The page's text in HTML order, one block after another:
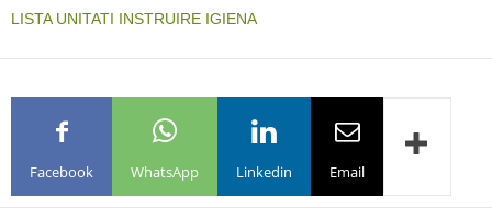
LISTA UNITATI INSTRUIRE IGIENA
Facebook WhatsApp Linkedin Email